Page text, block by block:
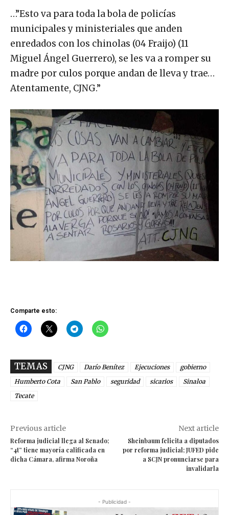
…”Esto va para toda la bola de policías
municipales y ministeriales que anden
enredados con los chinolas (04 Fraijo) (11
Miguel Ángel Guerrero), se les va a romper su
madre por culos porque andan de lleva y trae…
Atentamente, CJNG.”
Comparte esto:
TEMAS CJNG Darío Benítez Ejecuciones
gobierno
Humberto Cota
San Pablo seguridad sicarios
Sinaloa
Tecate
Previous article
Reforma judicial llega al Senado;
“4t” tiene mayoría calificada en
dicha Cámara, afirma Noroña
Next article
Sheinbaum felicita a diputados
por reforma judicial; JUFED pide
a SCJN pronunciarse para
invalidarla
- Publicidad -